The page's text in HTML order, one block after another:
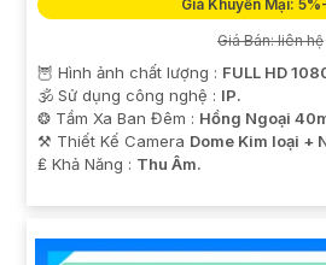
Giá Khuyến Mại:
Giá Bán: liên hệ
🦉 Hình ảnh chất lượng : FULL HD
🕉️ Sử dụng công nghệ : IP.
❂ Tầm Xa Ban Đêm : Hồng Ngoại
⚒ Thiết Kế Camera Dome Kim loại +
️₤ Khả Năng : Thu Âm.